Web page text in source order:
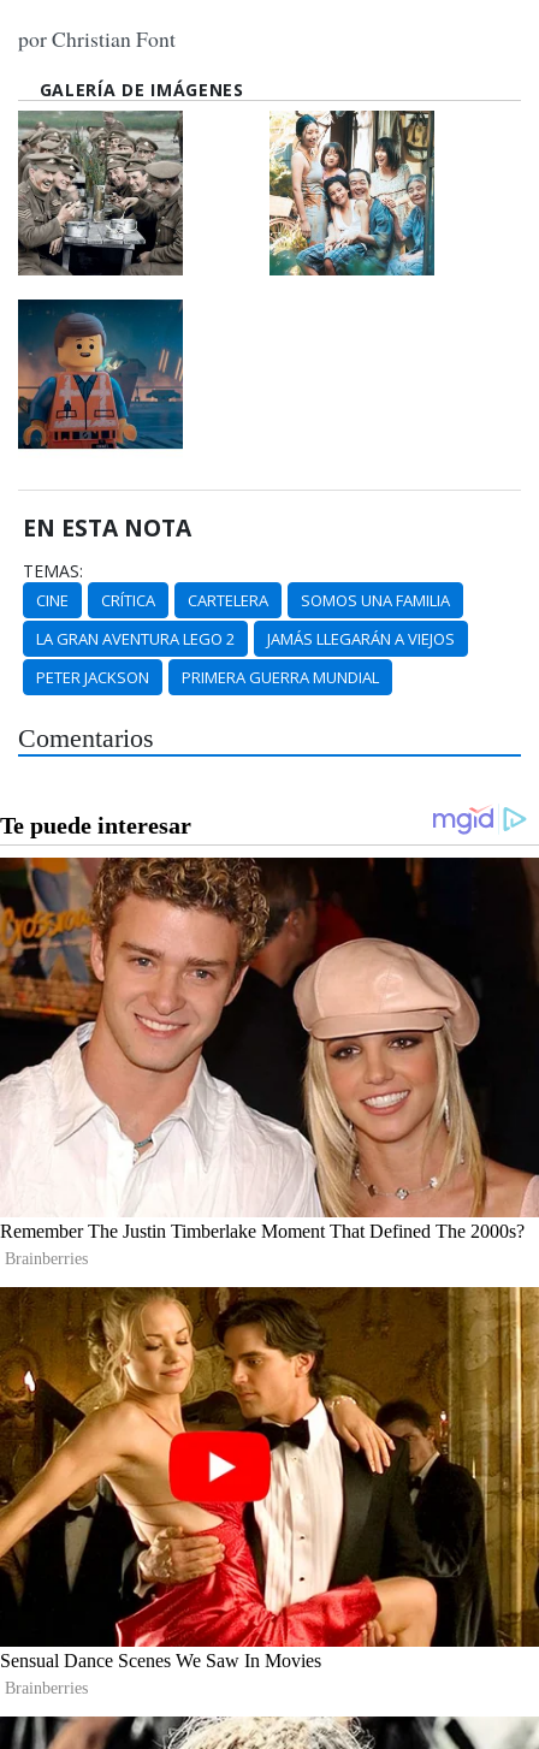
por Christian Font
GALERÍA DE IMÁGENES
EN ESTA NOTA
TEMAS:
CINE CRÍTICA CARTELERA
SOMOS UNA FAMILIA
LA GRAN AVENTURA LEGO 2
JAMÁS LLEGARÁN A VIEJOS
PETER JACKSON
PRIMERA GUERRA MUNDIAL
Comentarios